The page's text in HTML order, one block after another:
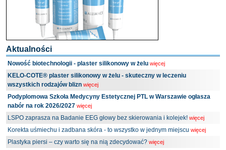
Aktualności
Nowość biotechnologii - plaster silikonowy w żelu więcej
KELO-COTE® plaster silikonowy w żelu - skuteczny w leczeniu
wszystkich rodzajów blizn więcej
Podyplomowa Szkoła Medycyny Estetycznej PTL w Warszawie ogłasza
nabór na rok 2026/2027 więcej
LSPO zaprasza na Badanie EEG głowy bez skierowania i kolejek! więcej
Korekta uśmiechu i zadbana skóra - to wszystko w jednym miejscu więcej
Plastyka piersi – czy warto się na nią zdecydować? więcej